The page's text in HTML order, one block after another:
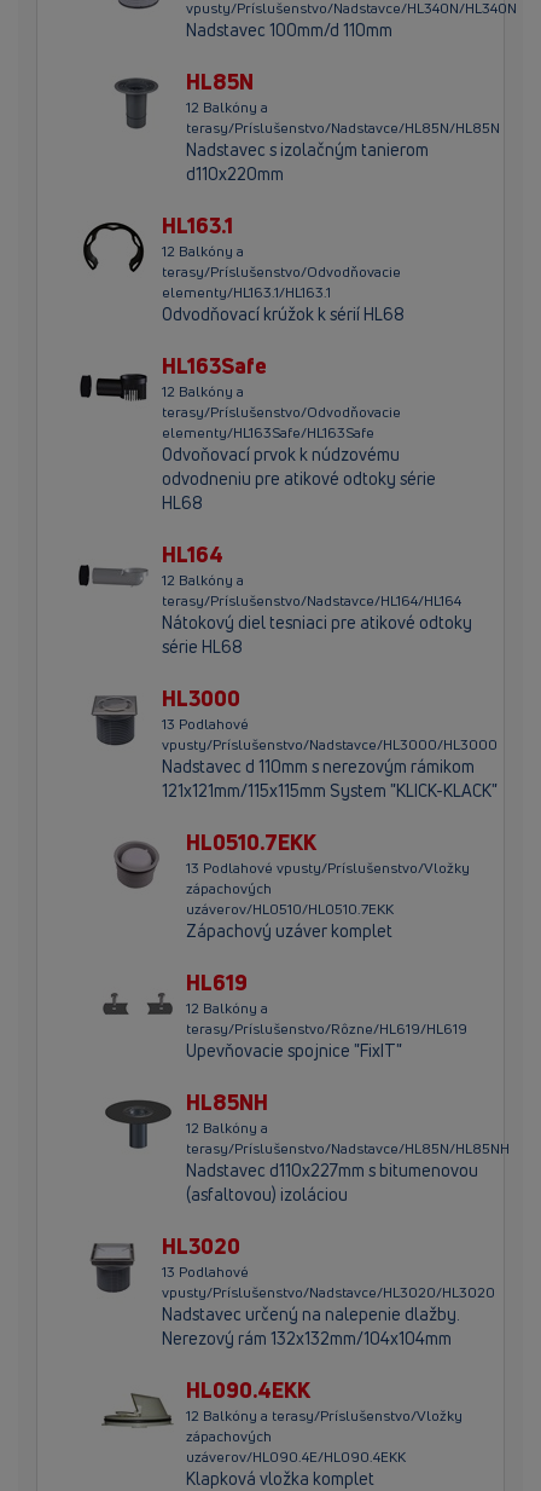
vpusty/Príslušenstvo/Nadstavce/HL340N/HL340N
Nadstavec 100mm/d 110mm
HL85N
12 Balkóny a
terasy/Príslušenstvo/Nadstavce/HL85N/HL85N
Nadstavec s izolačným tanierom
d110x220mm
HL163.1
12 Balkóny a
terasy/Príslušenstvo/Odvodňovacie
elementy/HL163.1/HL163.1
Odvodňovací krúžok k sérií HL68
HL163Safe
12 Balkóny a
terasy/Príslušenstvo/Odvodňovacie
elementy/HL163Safe/HL163Safe
Odvoňovací prvok k núdzovému
odvodneniu pre atikové odtoky série
HL68
HL164
12 Balkóny a
terasy/Príslušenstvo/Nadstavce/HL164/HL164
Nátokový diel tesniaci pre atikové odtoky
série HL68
HL3000
13 Podlahové
vpusty/Príslušenstvo/Nadstavce/HL3000/HL3000
Nadstavec d 110mm s nerezovým rámikom
121x121mm/115x115mm System "KLICK-KLACK"
HL0510.7EKK
13 Podlahové vpusty/Príslušenstvo/Vložky
zápachových
uzáverov/HL0510/HL0510.7EKK
Zápachový uzáver komplet
HL619
12 Balkóny a
terasy/Príslušenstvo/Rôzne/HL619/HL619
Upevňovacie spojnice "FixIT"
HL85NH
12 Balkóny a
terasy/Príslušenstvo/Nadstavce/HL85N/HL85NH
Nadstavec d110x227mm s bitumenovou
(asfaltovou) izoláciou
HL3020
13 Podlahové
vpusty/Príslušenstvo/Nadstavce/HL3020/HL3020
Nadstavec určený na nalepenie dlažby.
Nerezový rám 132x132mm/104x104mm
HL090.4EKK
12 Balkóny a terasy/Príslušenstvo/Vložky
zápachových
uzáverov/HL090.4E/HL090.4EKK
Klapková vložka komplet